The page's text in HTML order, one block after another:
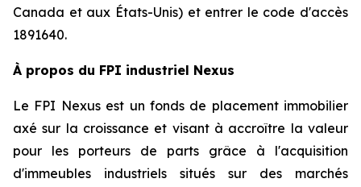
Canada et aux États-Unis) et entrer le code d'accès
1891640.
À propos du FPI industriel Nexus
Le FPI Nexus est un fonds de placement immobilier
axé sur la croissance et visant à accroître la valeur
pour les porteurs de parts grâce à l'acquisition
d'immeubles industriels situés sur des marchés